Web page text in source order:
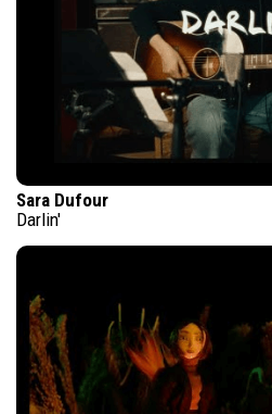
Sara Dufour
Darlin'